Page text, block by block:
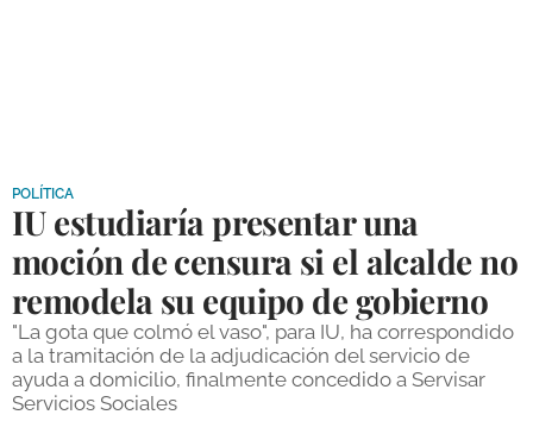
DEPORTES
COMPETICIONES
DEPORTE BASE
OPINIÓN
POLÍTICA
IU estudiaría presentar una
moción de censura si el alcalde no
remodela su equipo de gobierno
"La gota que colmó el vaso", para IU, ha correspondido
a la tramitación de la adjudicación del servicio de
ayuda a domicilio, finalmente concedido a Servisar
Servicios Sociales